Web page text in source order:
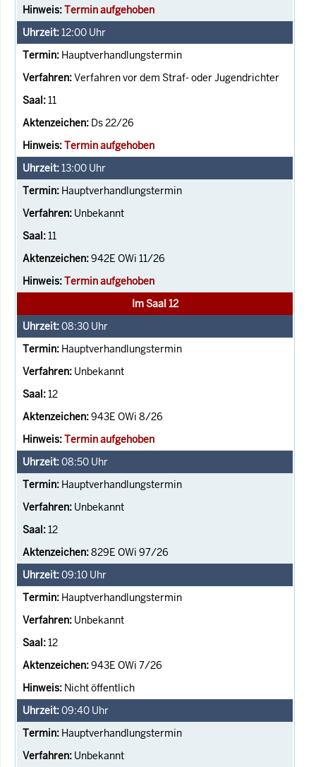
Termin aufgehoben
12:00 Uhr
Hauptverhandlungstermin
Verfahren vor dem Straf- oder Jugendrichter
11
Ds 22/26
Termin aufgehoben
13:00 Uhr
Hauptverhandlungstermin
Unbekannt
11
942E OWi 11/26
Termin aufgehoben
Im Saal 12
08:30 Uhr
Hauptverhandlungstermin
Unbekannt
12
943E OWi 8/26
Termin aufgehoben
08:50 Uhr
Hauptverhandlungstermin
Unbekannt
12
829E OWi 97/26
09:10 Uhr
Hauptverhandlungstermin
Unbekannt
12
943E OWi 7/26
Nicht öffentlich
09:40 Uhr
Hauptverhandlungstermin
Unbekannt